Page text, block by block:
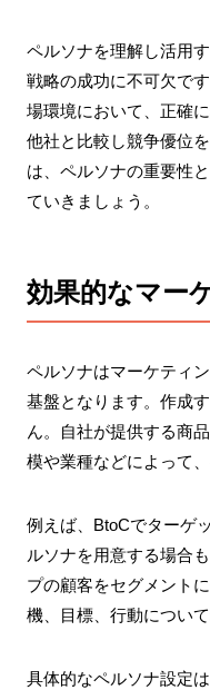
ペルソナを理解し活用
戦略の成功に不可欠で
場環境において、正確
他社と比較し競争優位
は、ペルソナの重要性
ていきましょう。
効果的なマー
ペルソナはマーケティ
基盤となります。作成
ん。自社が提供する商
模や業種などによって
例えば、BtoCでターゲ
ルソナを用意する場合
プの顧客をセグメント
機、目標、行動につい
具体的なペルソナ設定